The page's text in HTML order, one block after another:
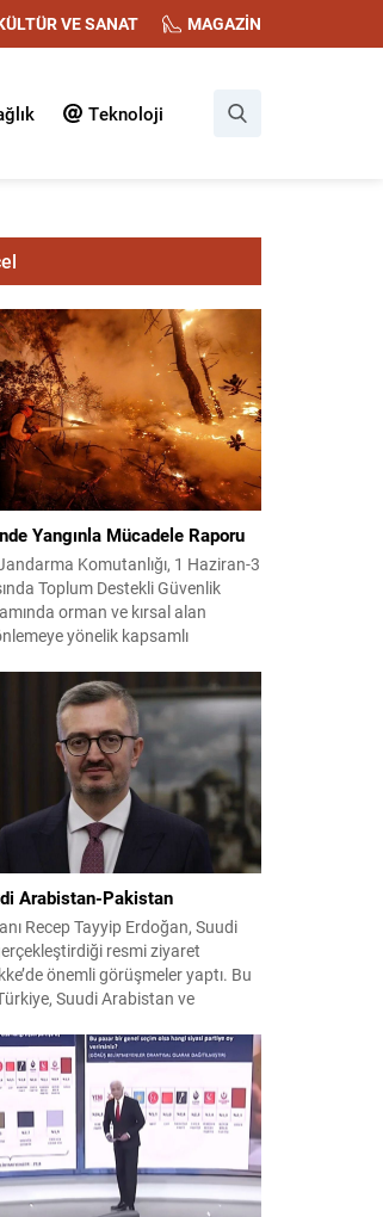
VE SANAT MAGAZİN
Teknoloji
Yangınla Mücadele Raporu
Komutanlığı, 1 Haziran-3
Toplum Destekli Güvenlik
orman ve kırsal alan
yönelik kapsamlı
tim ve 742 personel, sahada
bilinçlendirdi ve denetim
Faaliyetler esnasında
ve balya...
Arabistan-Pakistan
Recep Tayyip Erdoğan, Suudi
resmi ziyaret
önemli görüşmeler yaptı. Bu
Suudi Arabistan ve
oluşturuldu. Ziyaretin en somut
imza attığı Mekke Ortak
oldu. Anlaşma; ortak
bölgesel barış, istikrar...